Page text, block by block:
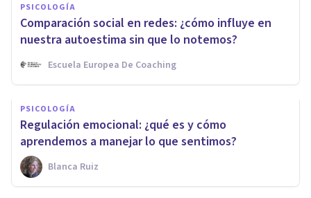
PSICOLOGÍA
Comparación social en redes: ¿cómo influye en
nuestra autoestima sin que lo notemos?
Escuela Europea De Coaching
PSICOLOGÍA
Regulación emocional: ¿qué es y cómo
aprendemos a manejar lo que sentimos?
Blanca Ruiz